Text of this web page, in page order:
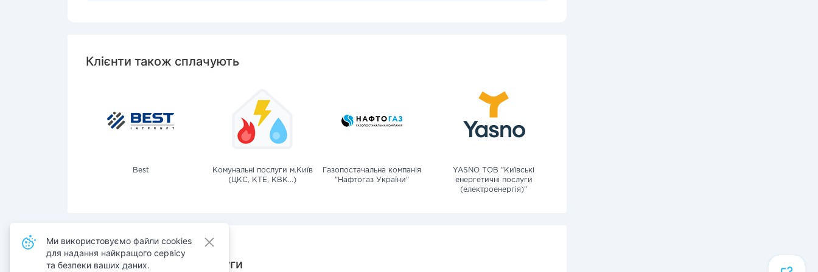
Клієнти також сплачують
Best
Комунальні послуги м.Київ
(ЦКС, КТЕ, КВК...)
Газопостачальна компанія
"Нафтогаз України"
YASNO ТОВ "Київські
енергетичні послуги
(електроенергія)"
Також сплачують послуги
Ми використовуємо файли cookies
для надання найкращого сервісу
та безпеки ваших даних.